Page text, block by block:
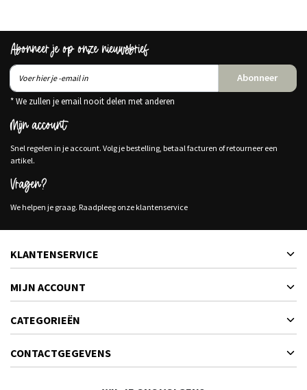
Abonneer je op onze nieuwsbrief
Abonneer
* We zullen je email nooit delen met anderen
Mijn account
Snel regelen in je account. Volg je bestelling, betaal facturen of retourneer een
artikel.
Vragen?
We helpen je graag. Raadpleeg onze klantenservice
KLANTENSERVICE
MIJN ACCOUNT
CATEGORIEËN
CONTACTGEGEVENS